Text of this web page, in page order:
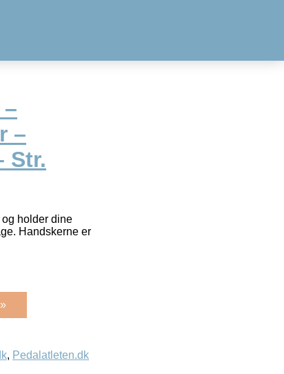
–
Str.
holder dine
Handskerne er
, Pedalatleten.dk